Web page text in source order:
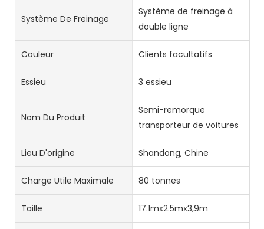
Système De Freinage
Système de freinage à
double ligne
Couleur Clients facultatifs
Essieu 3 essieu
Nom Du Produit
Semi-remorque
transporteur de voitures
Lieu D'origine Shandong, Chine
Charge Utile Maximale 80 tonnes
Taille 17.1mx2.5mx3,9m